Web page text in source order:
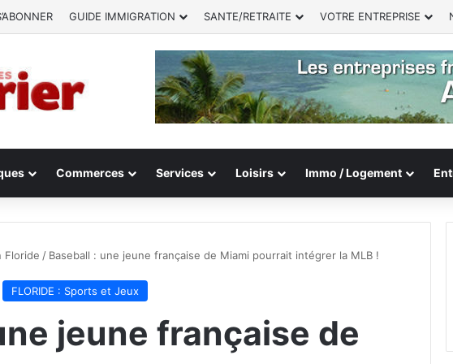
GUIDE IMMIGRATION SANTE/RETRAITE VOTRE ENTREPRISE
Commerces Services Loisirs Immo / Logement
Floride / Baseball : une jeune française de Miami pourrait intégrer la MLB !
FLORIDE : Sports et Jeux
jeune française de